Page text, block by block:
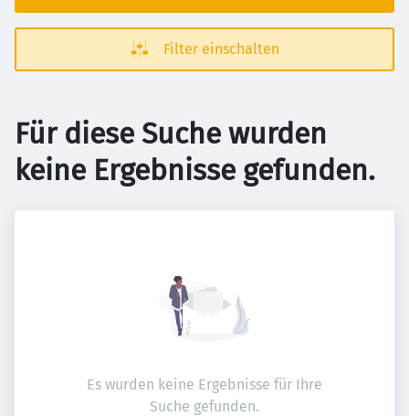
Filter einschalten
Für diese Suche wurden
keine Ergebnisse gefunden.
Es wurden keine Ergebnisse für Ihre
Suche gefunden.